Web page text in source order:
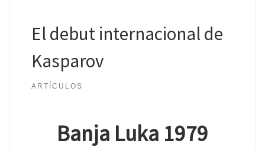
El debut internacional de
Kasparov
ARTÍCULOS
Banja Luka 1979